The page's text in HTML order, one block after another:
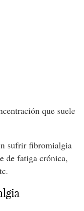
que suele
sufrir fibromialgia
de fatiga crónica,